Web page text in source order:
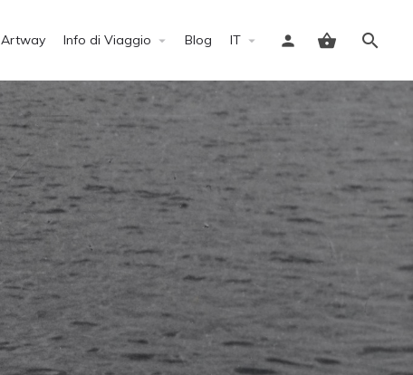
Artway Info di Viaggio Blog IT
Accedi